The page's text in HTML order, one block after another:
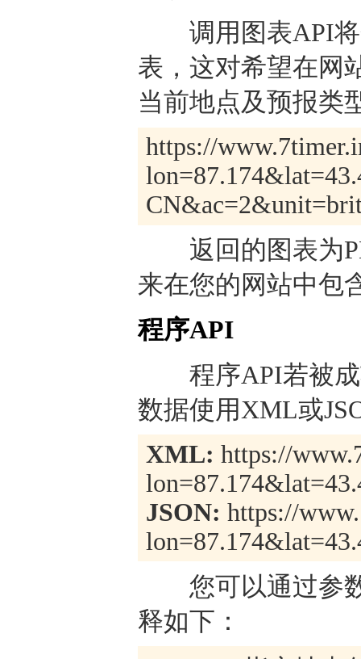
调用图表API将
表，这对希望在网
当前地点及预报类
https://
返回的图表为
来在您的网站中包
程序API
程序API若被成
数据使用XML或
XML: https://
JSON: https://
您可以通过参数
释如下：